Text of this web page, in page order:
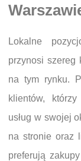
Lokalne
przynosi szereg
na tym rynku.
klientów,
usług w swojej
na stronie oraz
preferują